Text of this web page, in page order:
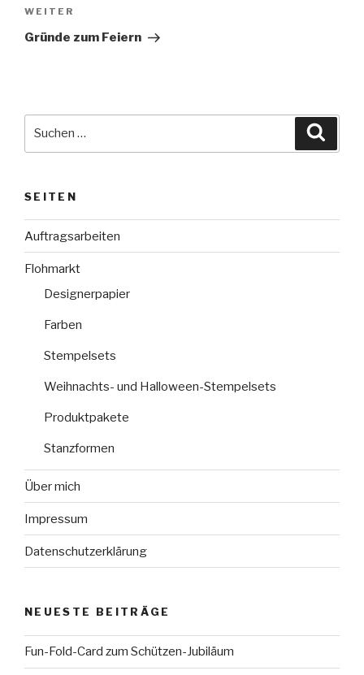
Nächster
Beitrag
WEITER
Gründe zum Feiern
SEITEN
Auftragsarbeiten
Flohmarkt
Designerpapier
Farben
Stempelsets
Weihnachts- und Halloween-Stempelsets
Produktpakete
Stanzformen
Über mich
Impressum
Datenschutzerklärung
NEUESTE BEITRÄGE
Fun-Fold-Card zum Schützen-Jubiläum